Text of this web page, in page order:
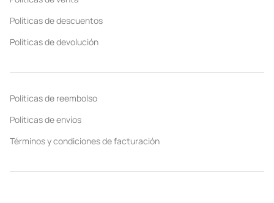
Políticas de descuentos
Políticas de devolución
Políticas de reembolso
Políticas de envíos
Términos y condiciones de facturación